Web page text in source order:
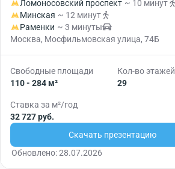
Ломоносовский проспект ~ 10 минут
Минская ~ 12 минут
Раменки ~ 3 минуты
Москва, Мосфильмовская улица, 74Б
Свободные площади
110 - 284 м²
Кол-во этажей
29
Ставка за м²/год
32 727 руб.
Скачать презентацию
Обновлено: 28.07.2026